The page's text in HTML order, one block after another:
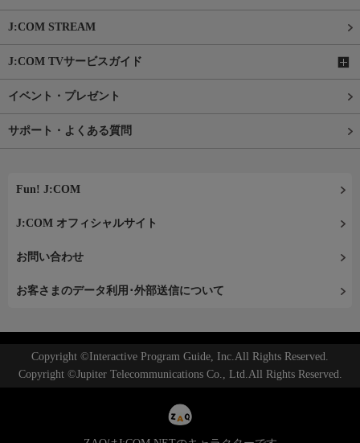
J:COM STREAM
J:COM TVサービスガイド
イベント・プレゼント
サポート・よくある質問
Fun! J:COM
J:COM オフィシャルサイト
お問い合わせ
お客さまのデータ利用･外部送信について
Copyright ©Interactive Program Guide, Inc.All Rights Reserved.
Copyright ©Jupiter Telecommunications Co., Ltd.All Rights Reserved.